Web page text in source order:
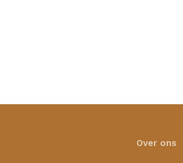
Over ons